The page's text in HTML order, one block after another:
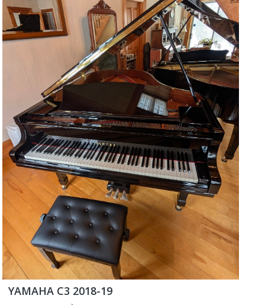
YAMAHA C3 2018-19